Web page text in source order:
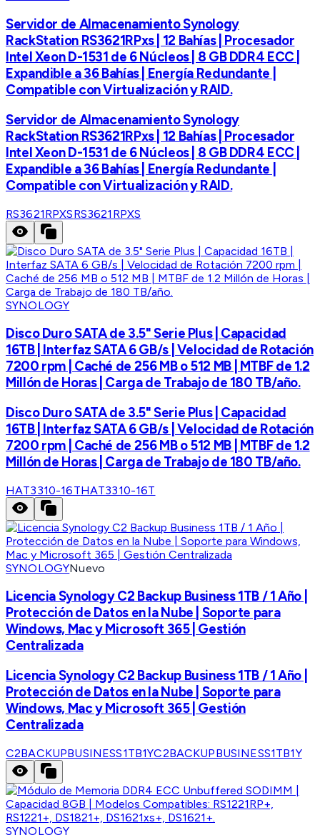
Servidor de Almacenamiento Synology
RackStation RS3621RPxs | 12 Bahías | Procesador
Intel Xeon D-1531 de 6 Núcleos | 8 GB DDR4 ECC |
Expandible a 36 Bahías | Energía Redundante |
Compatible con Virtualización y RAID.
Servidor de Almacenamiento Synology
RackStation RS3621RPxs | 12 Bahías | Procesador
Intel Xeon D-1531 de 6 Núcleos | 8 GB DDR4 ECC |
Expandible a 36 Bahías | Energía Redundante |
Compatible con Virtualización y RAID.
RS3621RPXSRS3621RPXS
SYNOLOGY
Disco Duro SATA de 3.5" Serie Plus | Capacidad
16TB | Interfaz SATA 6 GB/s | Velocidad de Rotación
7200 rpm | Caché de 256 MB o 512 MB | MTBF de 1.2
Millón de Horas | Carga de Trabajo de 180 TB/año.
Disco Duro SATA de 3.5" Serie Plus | Capacidad
16TB | Interfaz SATA 6 GB/s | Velocidad de Rotación
7200 rpm | Caché de 256 MB o 512 MB | MTBF de 1.2
Millón de Horas | Carga de Trabajo de 180 TB/año.
HAT3310-16THAT3310-16T
SYNOLOGYNuevo
Licencia Synology C2 Backup Business 1TB / 1 Año |
Protección de Datos en la Nube | Soporte para
Windows, Mac y Microsoft 365 | Gestión
Centralizada
Licencia Synology C2 Backup Business 1TB / 1 Año |
Protección de Datos en la Nube | Soporte para
Windows, Mac y Microsoft 365 | Gestión
Centralizada
C2BACKUPBUSINESS1TB1YC2BACKUPBUSINESS1TB1Y
SYNOLOGY